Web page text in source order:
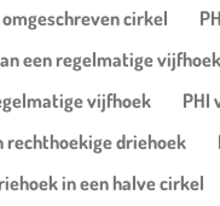
cirkel
een regelmatige vijfhoek
vijfhoek
PHI
rechthoekige driehoek
in een halve cirkel